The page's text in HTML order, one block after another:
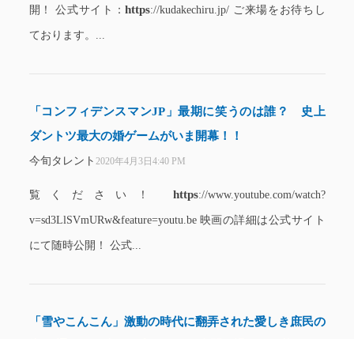
開！ 公式サイト：https://kudakechiru.jp/ ご来場をお待ちし
ております。...
「コンフィデンスマンJP」最期に笑うのは誰？ 史上
ダントツ最大の婚ゲームがいま開幕！！
今旬タレント 2020年4月3日4:40 PM
覧ください！ https://www.youtube.com/watch?
v=sd3LlSVmURw&feature=youtu.be 映画の詳細は公式サイト
にて随時公開！ 公式...
「雪やこんこん」激動の時代に翻弄された愛しき庶民の